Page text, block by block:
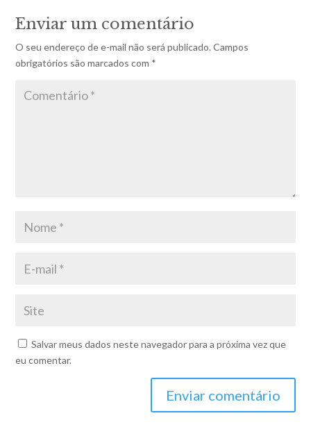
Enviar um comentário
O seu endereço de e-mail não será publicado. Campos
obrigatórios são marcados com *
Salvar meus dados neste navegador para a próxima vez que
eu comentar.
Enviar comentário